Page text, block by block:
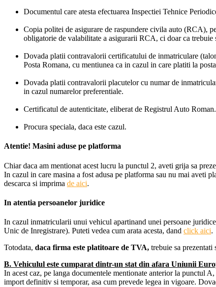
Documentul care atesta efectuarea Inspectiei Tehnice
Copia politei de asigurare de raspundere civila auto (RCA),
obligatorie de valabilitate a asigurarii RCA, ci doar ca trebuie
Dovada platii contravalorii certificatului de inmatriculare
Posta Romana, cu mentiunea ca in cazul in care platiti la
Dovada platii contravalorii placutelor cu numar de
in cazul numarelor preferentiale.
Certificatul de autenticitate, eliberat de Registrul Auto
Procura speciala, daca este cazul.
Atentie! Masini aduse pe platforma
Chiar daca am mentionat acest lucru la punctul 2, aveti grija sa
In cazul in care masina a fost adusa pe platforma sau nu mai aveti
descarca si imprima de aici.
In atentia persoanelor juridice
In cazul inmatricularii unui vehicul apartinand unei persoane
Unic de Inregistrare). Puteti vedea cum arata acesta, dand click aici.
Totodata, daca firma este platitoare de TVA, trebuie sa
B. Vehiculul este cumparat dintr-un stat din afara Uniunii
In acest caz, pe langa documentele mentionate anterior la punctul
import definitiv si temporar, asa cum prevede legea in vigoare.